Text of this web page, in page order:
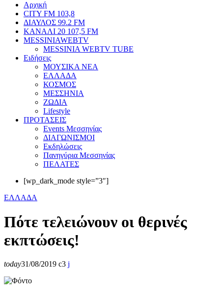
Αρχική
CITY FM 103,8
ΔΙΑΥΛΟΣ 99.2 FM
ΚΑΝΑΛΙ 20 107,5 FM
MESSINIAWEBTV
MESSINIA WEBTV TUBE
Eιδήσεις
ΜΟΥΣΙΚΑ ΝΕΑ
ΕΛΛΑΔΑ
ΚΟΣΜΟΣ
ΜΕΣΣΗΝΙΑ
ΖΩΔΙΑ
Lifestyle
ΠΡΟΤΑΣΕΙΣ
Events Μεσσηνίας
ΔΙΑΓΩΝΙΣΜΟΙ
Εκδηλώσεις
Πανηγύρια Μεσσηνίας
ΠΕΛΑΤΕΣ
[wp_dark_mode style=”3″]
ΕΛΛΑΔΑ
Πότε τελειώνουν οι θερινές
εκπτώσεις!
today31/08/2019 3